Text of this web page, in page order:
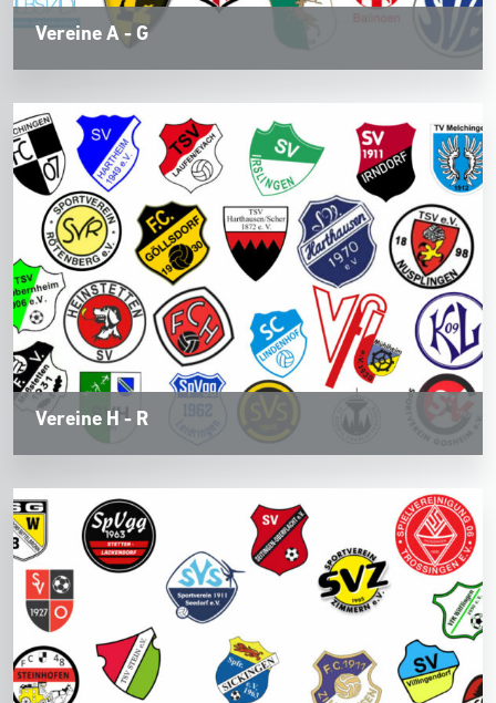
Vereine A - G
Vereine H - R